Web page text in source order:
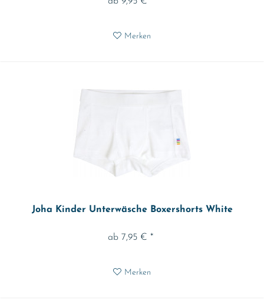
Merken
Joha Kinder Unterwäsche Boxershorts White
ab 7,95 € *
Merken